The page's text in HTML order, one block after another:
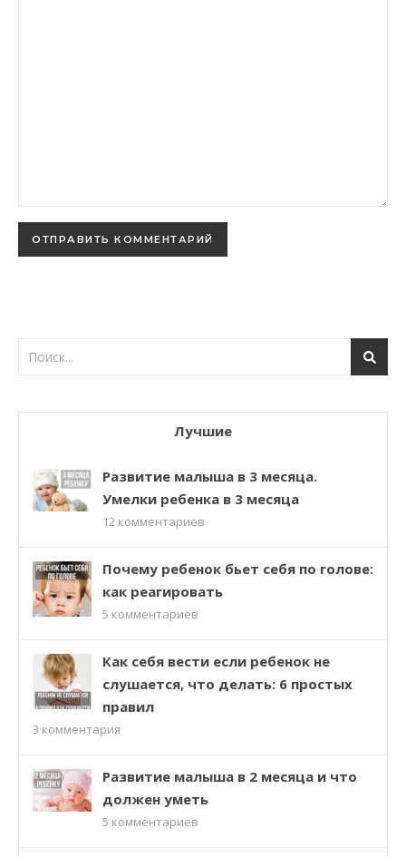
Лучшие
Развитие малыша в 3 месяца.
Умелки ребенка в 3 месяца
12 комментариев
Почему ребенок бьет себя по голове:
как реагировать
5 комментариев
Как себя вести если ребенок не
слушается, что делать: 6 простых
правил
3 комментария
Развитие малыша в 2 месяца и что
должен уметь
5 комментариев